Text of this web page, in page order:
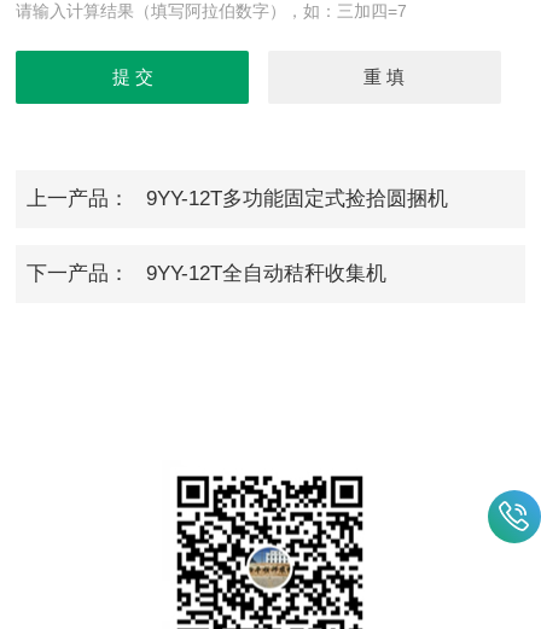
请输入计算结果（填写阿拉伯数字），如：三加四=7
上一产品： 9YY-12T多功能固定式捡拾圆捆机
下一产品： 9YY-12T全自动秸秆收集机